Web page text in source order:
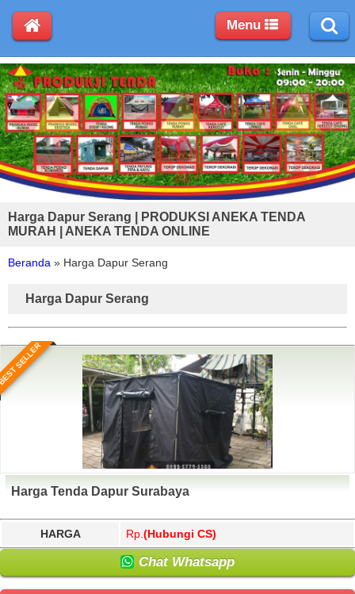
Harga Dapur Serang | PRODUKSI ANEKA TENDA
MURAH | ANEKA TENDA ONLINE
Beranda » Harga Dapur Serang
Harga Dapur Serang
SELLER
Harga Tenda Dapur Surabaya
HARGA Rp. (Hubungi CS)
Chat Whatsapp
Menu